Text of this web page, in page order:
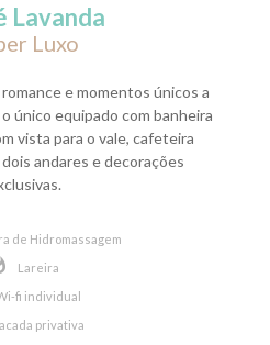
Lavanda
Luxo
e momentos únicos a
único equipado com banheira
vista para o vale, cafeteira
andares e decorações
de Hidromassagem
Lareira
fi individual
privativa